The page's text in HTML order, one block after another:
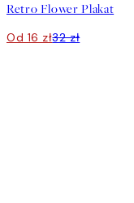
Retro Flower Plakat
Od 16 zł32 zł